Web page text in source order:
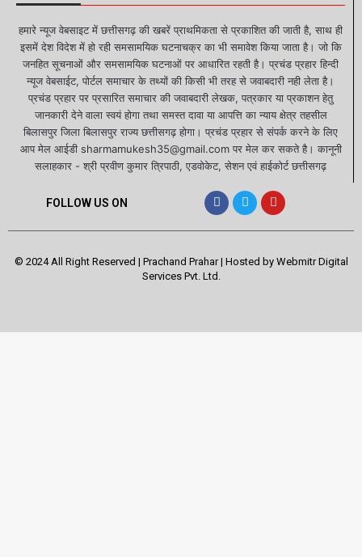
हमारे न्यूज वेबसाइट में छत्तीसगढ़ की खबरें प्राथमिकता से प्रकाशित की जाती है, साथ ही
इसमें देश विदेश में हो रही समसामयिक घटनाचक्र का भी समावेश किया जाता है। जो कि
जनहित सूचनाओं और समसामयिक घटनाओं पर आधारित रहती है। प्रचंड प्रहार हिन्दी
न्यूज वेबसाईट, पोर्टल समाचार के तथ्यों की किसी भी तरह से जवाबदारी नही लेता है।
प्रचंड प्रहार पर प्रसारित समाचार की जवाबदारी लेखक, पत्रकार या प्रकाशन हेतु
जानकारी देने वाला स्वयं होगा तथा समस्त दावा या आपत्ति का न्याय क्षेत्र तहसील
बिलासपुर जिला बिलासपुर राज्य छत्तीसगढ़ होगा। प्रचंड प्रहार से संपर्क करने के लिए
आप मेल आईडी sharmamukesh35@gmail.com पर मेल कर सकते है। कानूनी
सलाहकार - श्री प्रवीण कुमार त्रिपाठी, एडवोकेट, सेशन एवं हाईकोर्ट छत्तीसगढ़
FOLLOW US ON
© 2024 All Right Reserved | Prachand Prahar | Hosted by Webmitr Digital
Services Pvt. Ltd.